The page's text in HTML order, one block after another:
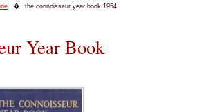
the connoisseur year book 1954
Year Book